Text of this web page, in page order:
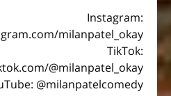
Instagram:
milanpatel_okay/
TikTok:
@milanpatel_okay
@milanpatelcomedy